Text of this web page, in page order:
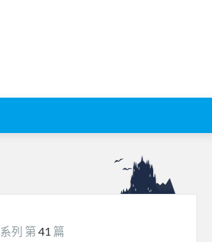
系列 第41 篇